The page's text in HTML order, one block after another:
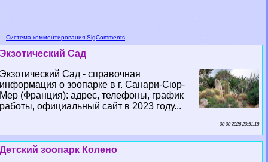
Система комментирования SigComments
Экзотический Сад
Экзотический Сад - справочная
информация о зоопарке в г. Санари-Сюр-
Мер (Франция): адрес, телефоны, график
работы, официальный сайт в 2023 году...
08 08 2026 20:51:18
Детский зоопарк Колено